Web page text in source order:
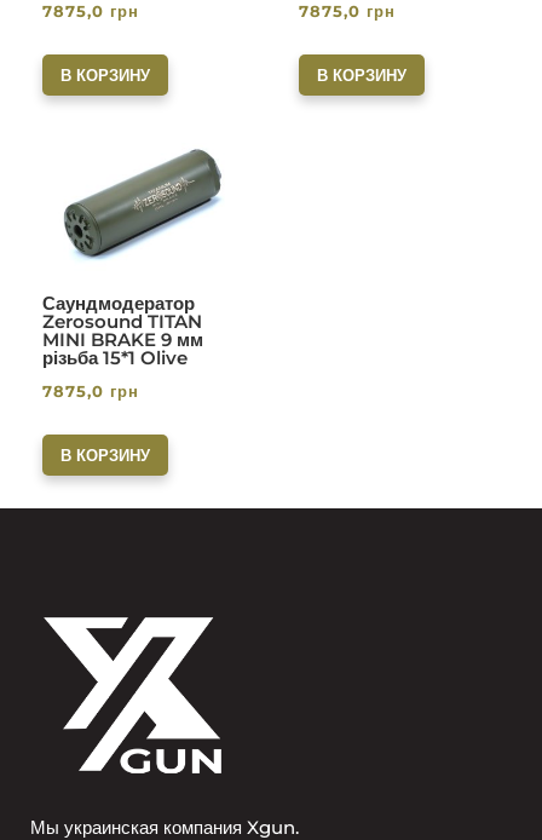
7875,0 грн
В КОРЗИНУ
7875,0 грн
В КОРЗИНУ
Саундмодератор
Zerosound TITAN
MINI BRAKE 9 мм
різьба 15*1 Olive
7875,0 грн
В КОРЗИНУ
Мы украинская компания Xgun.